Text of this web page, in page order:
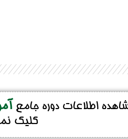
اطلاعات دوره جامع
کلیک